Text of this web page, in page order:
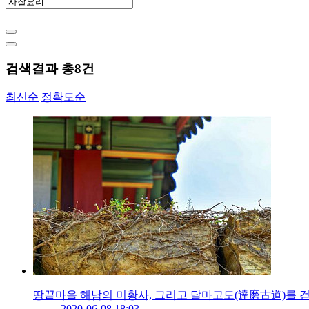
검색결과 총8건
최신순 정확도순
땅끝마을 해남의 미황사, 그리고 달마고도(達磨古道)를